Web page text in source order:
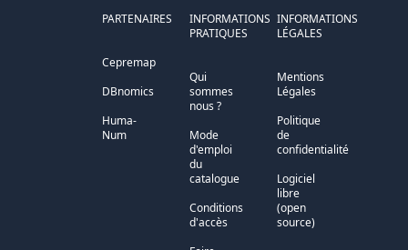
PARTENAIRES
Cepremap
DBnomics
Huma-
Num
INFORMATIONS
PRATIQUES
Qui
sommes
nous ?
Mode
d'emploi
du
catalogue
Conditions
d'accès
INFORMATIONS
LÉGALES
Mentions
Légales
Politique
de
confidentialité
Logiciel
libre
(open
source)